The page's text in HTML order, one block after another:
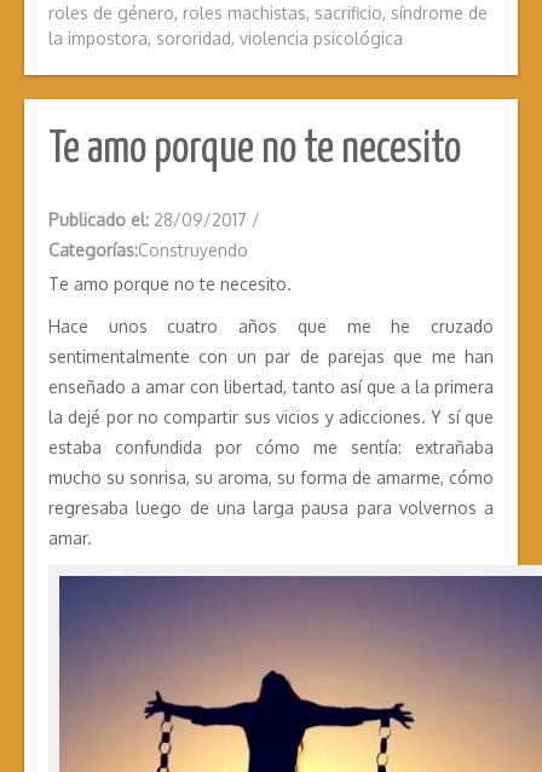
roles de género, roles machistas, sacrificio, síndrome de
la impostora, sororidad, violencia psicológica
Te amo porque no te necesito
Publicado el: 28/09/2017 /
Categorías:Construyendo
Te amo porque no te necesito.
Hace unos cuatro años que me he cruzado
sentimentalmente con un par de parejas que me han
enseñado a amar con libertad, tanto así que a la primera
la dejé por no compartir sus vicios y adicciones. Y sí que
estaba confundida por cómo me sentía: extrañaba
mucho su sonrisa, su aroma, su forma de amarme, cómo
regresaba luego de una larga pausa para volvernos a
amar.